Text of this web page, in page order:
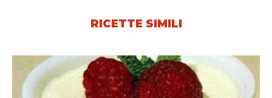
RICETTE SIMILI